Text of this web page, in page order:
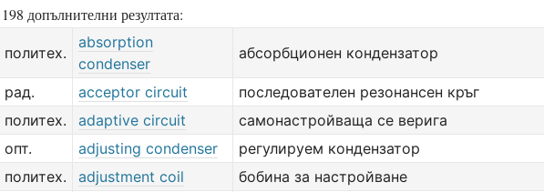
198 допълнителни резултата:
политех.
absorption
condenser
абсорбционен кондензатор
рад. acceptor circuit
последователен резонансен кръг
политех.
adaptive circuit
самонастройваща се верига
опт.
adjusting condenser
регулируем кондензатор
политех.
adjustment coil
бобина за настройване